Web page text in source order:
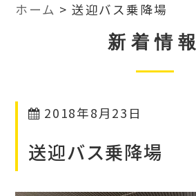
ホーム > 送迎バス乗降場
新着情報
2018年8月23日
送迎バス乗降場